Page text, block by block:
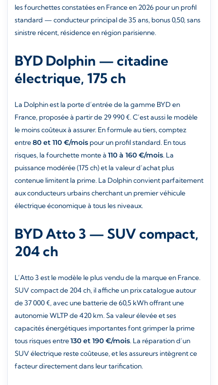
les fourchettes constatées en France en 2026 pour un profil
standard — conducteur principal de 35 ans, bonus 0,50, sans
sinistre récent, résidence en région parisienne.
BYD Dolphin — citadine
électrique, 175 ch
La Dolphin est la porte d’entrée de la gamme BYD en
France, proposée à partir de 29 990 €. C’est aussi le modèle
le moins coûteux à assurer. En formule au tiers, comptez
entre80 et 110 €/mois pour un profil standard. En tous
risques, la fourchette monte à 110 à 160 €/mois. La
puissance modérée (175 ch) et la valeur d’achat plus
contenue limitent la prime. La Dolphin convient parfaitement
aux conducteurs urbains cherchant un premier véhicule
électrique économique à tous les niveaux.
BYD Atto 3 — SUV compact,
204 ch
L’Atto 3 est le modèle le plus vendu de la marque en France.
SUV compact de 204 ch, il affiche un prix catalogue autour
de 37 000 €, avec une batterie de 60,5 kWh offrant une
autonomie WLTP de 420 km. Sa valeur élevée et ses
capacités énergétiques importantes font grimper la prime
tous risques entre130 et 190 €/mois. La réparation d’un
SUV électrique reste coûteuse, et les assureurs intègrent ce
facteur directement dans leur tarification.